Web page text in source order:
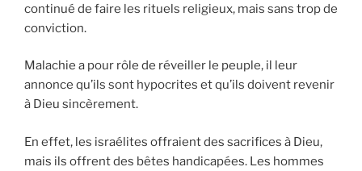
continué de faire les rituels religieux, mais sans trop de
conviction.
Malachie a pour rôle de réveiller le peuple, il leur
annonce qu’ils sont hypocrites et qu’ils doivent revenir
à Dieu sincèrement.
En effet, les israélites offraient des sacrifices à Dieu,
mais ils offrent des bêtes handicapées. Les hommes